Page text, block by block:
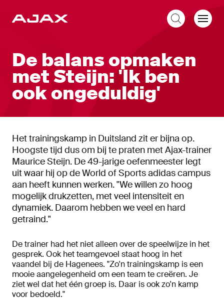
De balans opmaken
met Steijn: 'Ik ben
ook ongeduldig'
Het trainingskamp in Duitsland zit er bijna op.
Hoogste tijd dus om bij te praten met Ajax-trainer
Maurice Steijn. De 49-jarige oefenmeester legt
uit waar hij op de World of Sports adidas campus
aan heeft kunnen werken. "We willen zo hoog
mogelijk drukzetten, met veel intensiteit en
dynamiek. Daarom hebben we veel en hard
getraind."
De trainer had het niet alleen over de speelwijze in het
gesprek. Ook het teamgevoel staat hoog in het
vaandel bij de Hagenees. "Zo'n trainingskamp is een
mooie aangelegenheid om een team te creëren. Je
ziet wel dat het één groep is. Daar is ook zo'n kamp
voor bedoeld."